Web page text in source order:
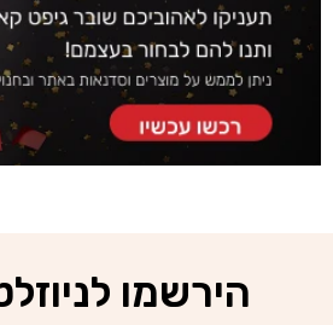
הירשמו